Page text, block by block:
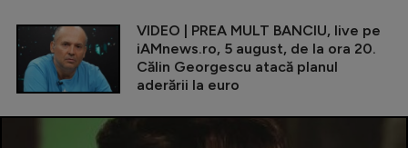
VIDEO | PREA MULT BANCIU, live pe
iAMnews.ro, 5 august, de la ora 20.
Călin Georgescu atacă planul
aderării la euro